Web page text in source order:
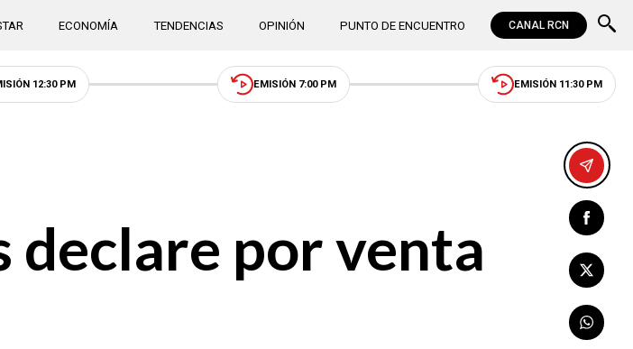
ECONOMÍA TENDENCIAS OPINIÓN PUNTO DE ENCUENTRO CANAL RCN
12:30 PM EMISIÓN 7:00 PM EMISIÓN 11:30 PM
declare por venta